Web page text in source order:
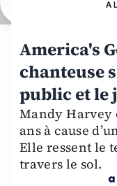
A
America's
chanteuse
public et le
Mandy Harvey
ans à cause
Elle ressent le
travers le sol.